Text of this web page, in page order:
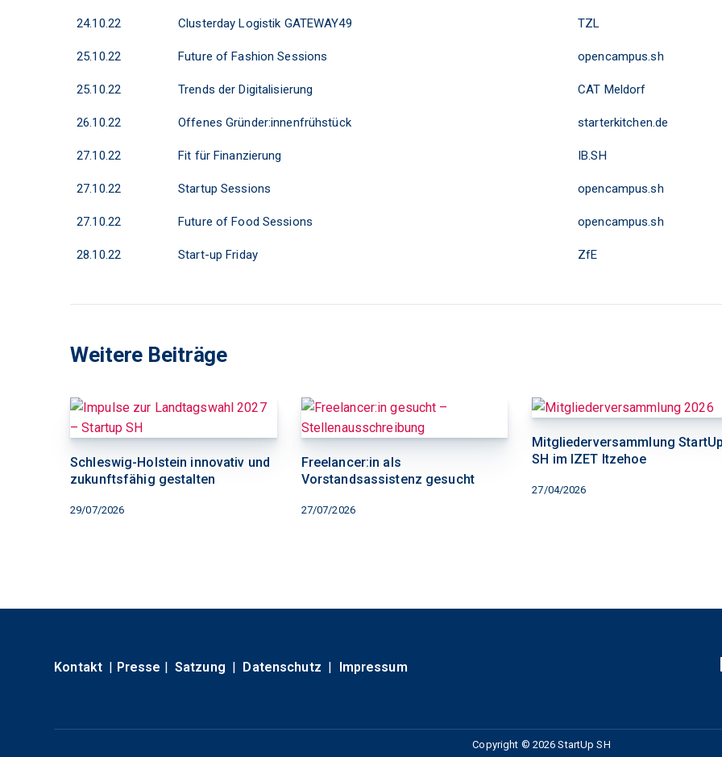
24.10.22 Clusterday Logistik GATEWAY49 TZL
25.10.22 Future of Fashion Sessions opencampus.sh
25.10.22 Trends der Digitalisierung CAT Meldorf
26.10.22 Offenes Gründer:innenfrühstück starterkitchen.de
27.10.22 Fit für Finanzierung IB.SH
27.10.22 Startup Sessions opencampus.sh
27.10.22 Future of Food Sessions opencampus.sh
28.10.22 Start-up Friday ZfE
Weitere Beiträge
29/07/2026
Schleswig-Holstein innovativ und
zukunftsfähig gestalten
27/07/2026
Freelancer:in als
Vorstandsassistenz gesucht
27/04/2026
Mitgliederversammlung
SH im IZET Itzehoe
Kontakt | Presse | Satzung | Datenschutz | Impressum
Copyright © 2026 StartUp SH